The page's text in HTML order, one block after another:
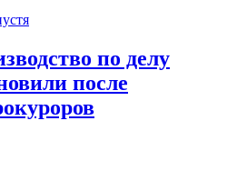
по делу
после